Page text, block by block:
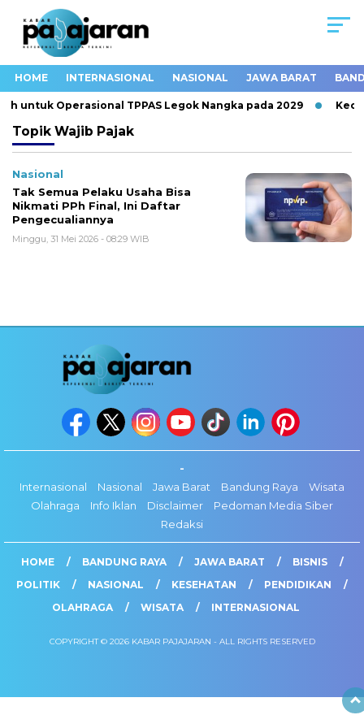
HOME INTERNASIONAL NASIONAL JAWA BARAT
untuk Operasional TPPAS Legok Nangka pada 2029
Topik Wajib Pajak
Nasional
Tak Semua Pelaku Usaha Bisa
Nikmati PPh Final, Ini Daftar
Pengecualiannya
Minggu, 31 Mei 2026 - 08:29 WIB
-
Internasional
Nasional Jawa Barat Bandung Raya
Wisata
Olahraga
Info Iklan Disclaimer
Pedoman Media Siber
Redaksi
HOME BANDUNG RAYA JAWA BARAT
BISNIS
POLITIK
NASIONAL KESEHATAN
PENDIDIKAN
OLAHRAGA
WISATA INTERNASIONAL
COPYRIGHT © 2026 KABAR PAJAJARAN - ALL RIGHTS RESERVED